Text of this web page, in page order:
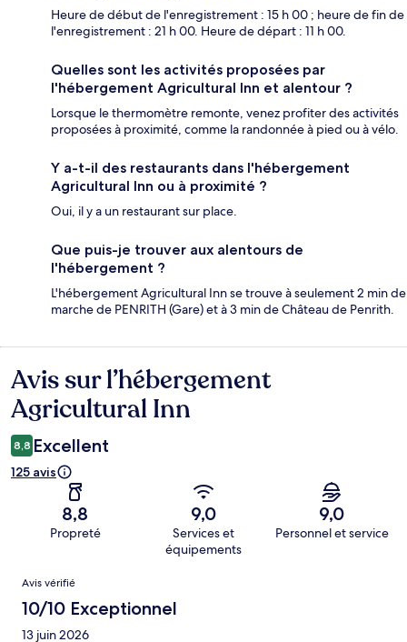
Heure de début de l'enregistrement : 15 h 00 ; heure de fin de
l'enregistrement : 21 h 00. Heure de départ : 11 h 00.
Quelles sont les activités proposées par
l'hébergement Agricultural Inn et alentour ?
Lorsque le thermomètre remonte, venez profiter des activités
proposées à proximité, comme la randonnée à pied ou à vélo.
Y a-t-il des restaurants dans l'hébergement
Agricultural Inn ou à proximité ?
Oui, il y a un restaurant sur place.
Que puis-je trouver aux alentours de
l'hébergement ?
L'hébergement Agricultural Inn se trouve à seulement 2 min de
marche de PENRITH (Gare) et à 3 min de Château de Penrith.
Avis
Avis sur l’hébergement
Agricultural Inn
8,8 Excellent
125 avis
8,8
Propreté
9,0
Services et
équipements
9,0
Personnel et service
Avis
Avis vérifié
10/10 Exceptionnel
13 juin 2026